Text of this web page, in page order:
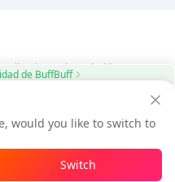
de BuffBuff
$12.99
A pagar
el descuento
would you like to switch to
Switch
aplicaciones de Android
BuffBuff